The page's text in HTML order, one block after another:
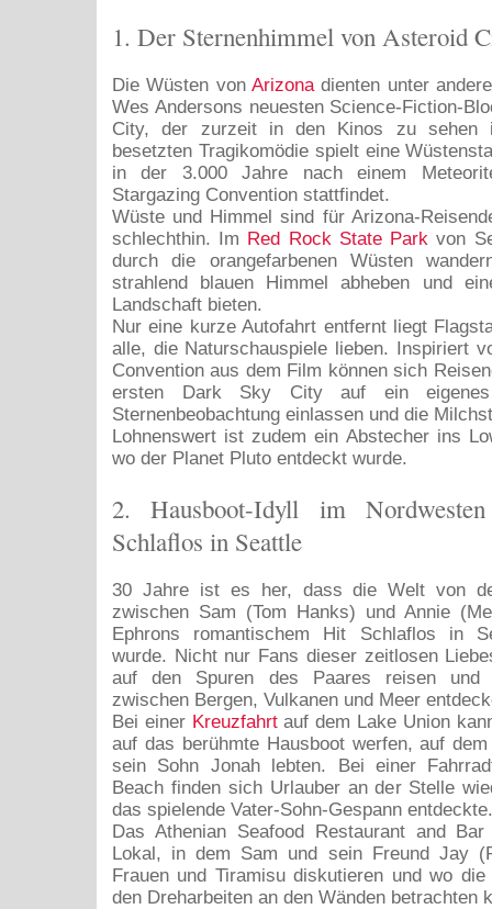
1. Der Sternenhimmel von Asteroid
Die Wüsten von Arizonadienten unter
Wes Andersons neuesten Science-Fiction-
City, der zurzeit in den Kinos zu
besetzten Tragikomödie spielt eine
in der 3.000 Jahre nach einem
Stargazing Convention stattfindet.
Wüste und Himmel sind für Arizona-
schlechthin. Im Red Rock State Park von
durch die orangefarbenen Wüsten
strahlend blauen Himmel abheben und
Landschaft bieten.
Nur eine kurze Autofahrt entfernt liegt
alle, die Naturschauspiele lieben. Inspiriert
Convention aus dem Film können sich
ersten Dark Sky City auf ein eigenes
Sternenbeobachtung einlassen und die
Lohnenswert ist zudem ein Abstecher ins
wo der Planet Pluto entdeckt wurde.
2. Hausboot-Idyll im
Schlaflos in Seattle
30 Jahre ist es her, dass die Welt von
zwischen Sam (Tom Hanks) und Annie
Ephrons romantischem Hit Schlaflos in
wurde. Nicht nur Fans dieser zeitlosen
auf den Spuren des Paares reisen und
zwischen Bergen, Vulkanen und Meer
Bei einer Kreuzfahrtauf dem Lake Union
auf das berühmte Hausboot werfen, auf
sein Sohn Jonah lebten. Bei einer
Beach finden sich Urlauber an der Stelle
das spielende Vater-Sohn-Gespann entdeckte.
Das Athenian Seafood Restaurant and
Lokal, in dem Sam und sein Freund Jay
Frauen und Tiramisu diskutieren und wo
den Dreharbeiten an den Wänden betrachten